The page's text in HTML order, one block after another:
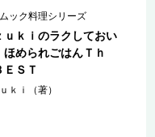
ック料理シリーズ
ｕｋｉのラクしておい
ほめられごはんＴｈ
ＳＴ
ｋｉ（著）